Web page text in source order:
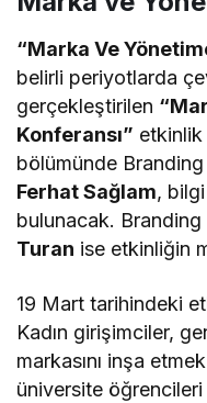
“Marka Ve
belirli periyotlarda
gerçekleştirilen
Konferansı” etkinlik
bölümünde
Ferhat Sağlam,
bulunacak. Branding
Turan ise etkinliğin
19 Mart tarihindeki
Kadın girişimciler,
markasını inşa
üniversite öğrencileri